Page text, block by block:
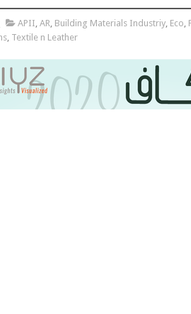
APII, AR, Building Materials Industriy, Eco,
, Textile n Leather